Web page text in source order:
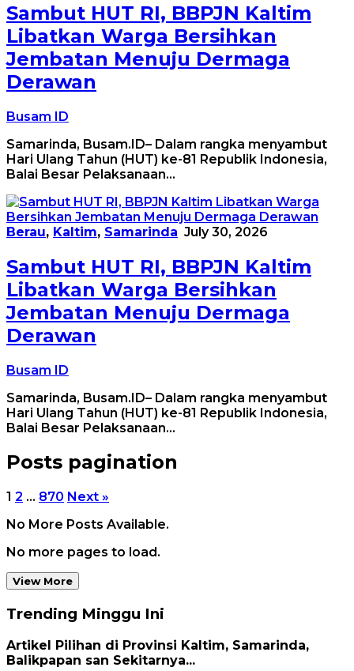
Sambut HUT RI, BBPJN Kaltim
Libatkan Warga Bersihkan
Jembatan Menuju Dermaga
Derawan
Busam ID
Samarinda, Busam.ID– Dalam rangka menyambut
Hari Ulang Tahun (HUT) ke-81 Republik Indonesia,
Balai Besar Pelaksanaan…
Berau, Kaltim, Samarinda July 30, 2026
Sambut HUT RI, BBPJN Kaltim
Libatkan Warga Bersihkan
Jembatan Menuju Dermaga
Derawan
Busam ID
Samarinda, Busam.ID– Dalam rangka menyambut
Hari Ulang Tahun (HUT) ke-81 Republik Indonesia,
Balai Besar Pelaksanaan…
Posts pagination
1 2 … 870 Next »
No More Posts Available.
No more pages to load.
View More
Trending Minggu Ini
Artikel Pilihan di Provinsi Kaltim, Samarinda,
Balikpapan san Sekitarnya...